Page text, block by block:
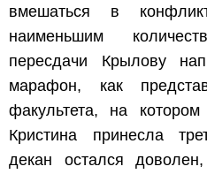
вмешаться в
наименьшим
пересдачи Крылову
марафон, как
факультета, на
Кристина принесла
декан остался